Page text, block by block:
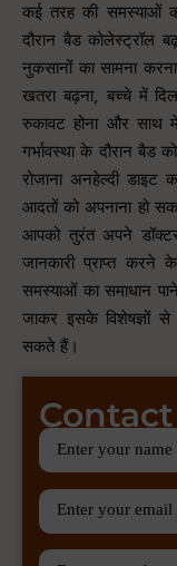
कई तरह की समस्याओं
दौरान बैड कोलेस्ट्रॉल
नुकसानों का सामना
खतरा बढ़ना, बच्चे में
रुकावट होना और साथ
गर्भावस्था के दौरान
रोजाना अनहेल्दी
आदतों को अपनाना हो
आपको तुरंत अपने
जानकारी प्राप्त
समस्याओं का समाधान
जाकर इसके विशेषज्ञों
सकते हैं।